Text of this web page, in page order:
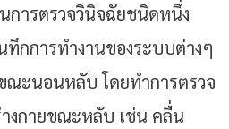
การตรวจวินิจฉัยชนิดหนึ่ง
กการทำงานของระบบต่างๆ
ณะนอนหลับ โดยทำการตรวจ
งกายขณะหลับ เช่น คลื่น